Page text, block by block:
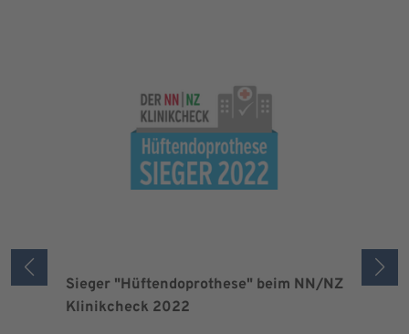
Sieger "Hüftendoprothese" beim NN/NZ
Klinikcheck 2022